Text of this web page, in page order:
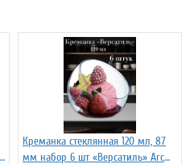
Креманка стеклянная 120 мл, 87
мм набор 6 шт «Версатиль» Arc